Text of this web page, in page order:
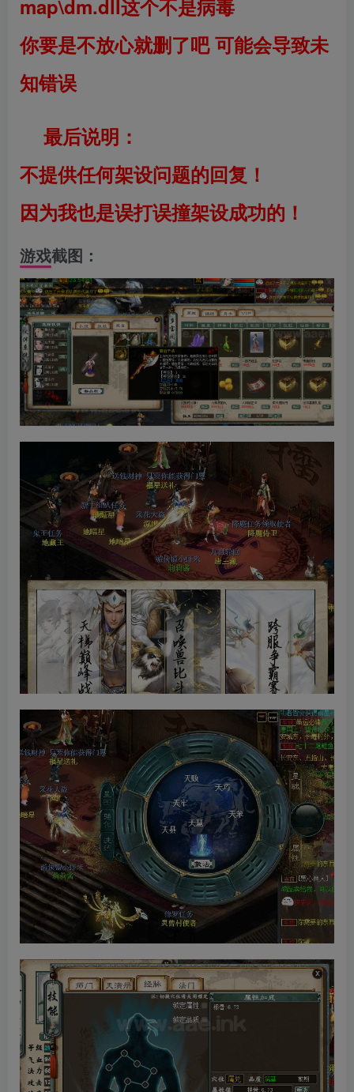
map\dm.dll这个不是病毒
你要是不放心就删了吧 可能会导致未
知错误
最后说明：
不提供任何架设问题的回复！
因为我也是误打误撞架设成功的！
游戏截图：